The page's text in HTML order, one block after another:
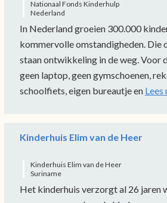
Nationaal Fonds Kinderhulp
Nederland
In Nederland groeien 300.000
kommervolle omstandigheden. Die
staan ontwikkeling in de weg. Voor
geen laptop, geen gymschoenen,
schoolfiets, eigen bureautje en Lees
Kinderhuis Elim van de Heer
Kinderhuis Elim van de Heer
Suriname
Het kinderhuis verzorgt al 26 jaren